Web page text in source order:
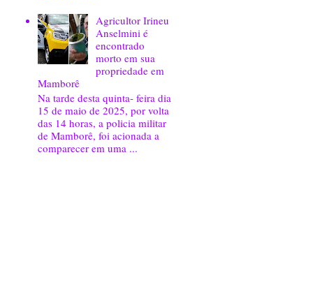
Agricultor Irineu
Anselmini é
encontrado
morto em sua
propriedade em
Mamborê
Na tarde desta quinta- feira dia
15 de maio de 2025, por volta
das 14 horas, a policia militar
de Mamborê, foi acionada a
comparecer em uma ...